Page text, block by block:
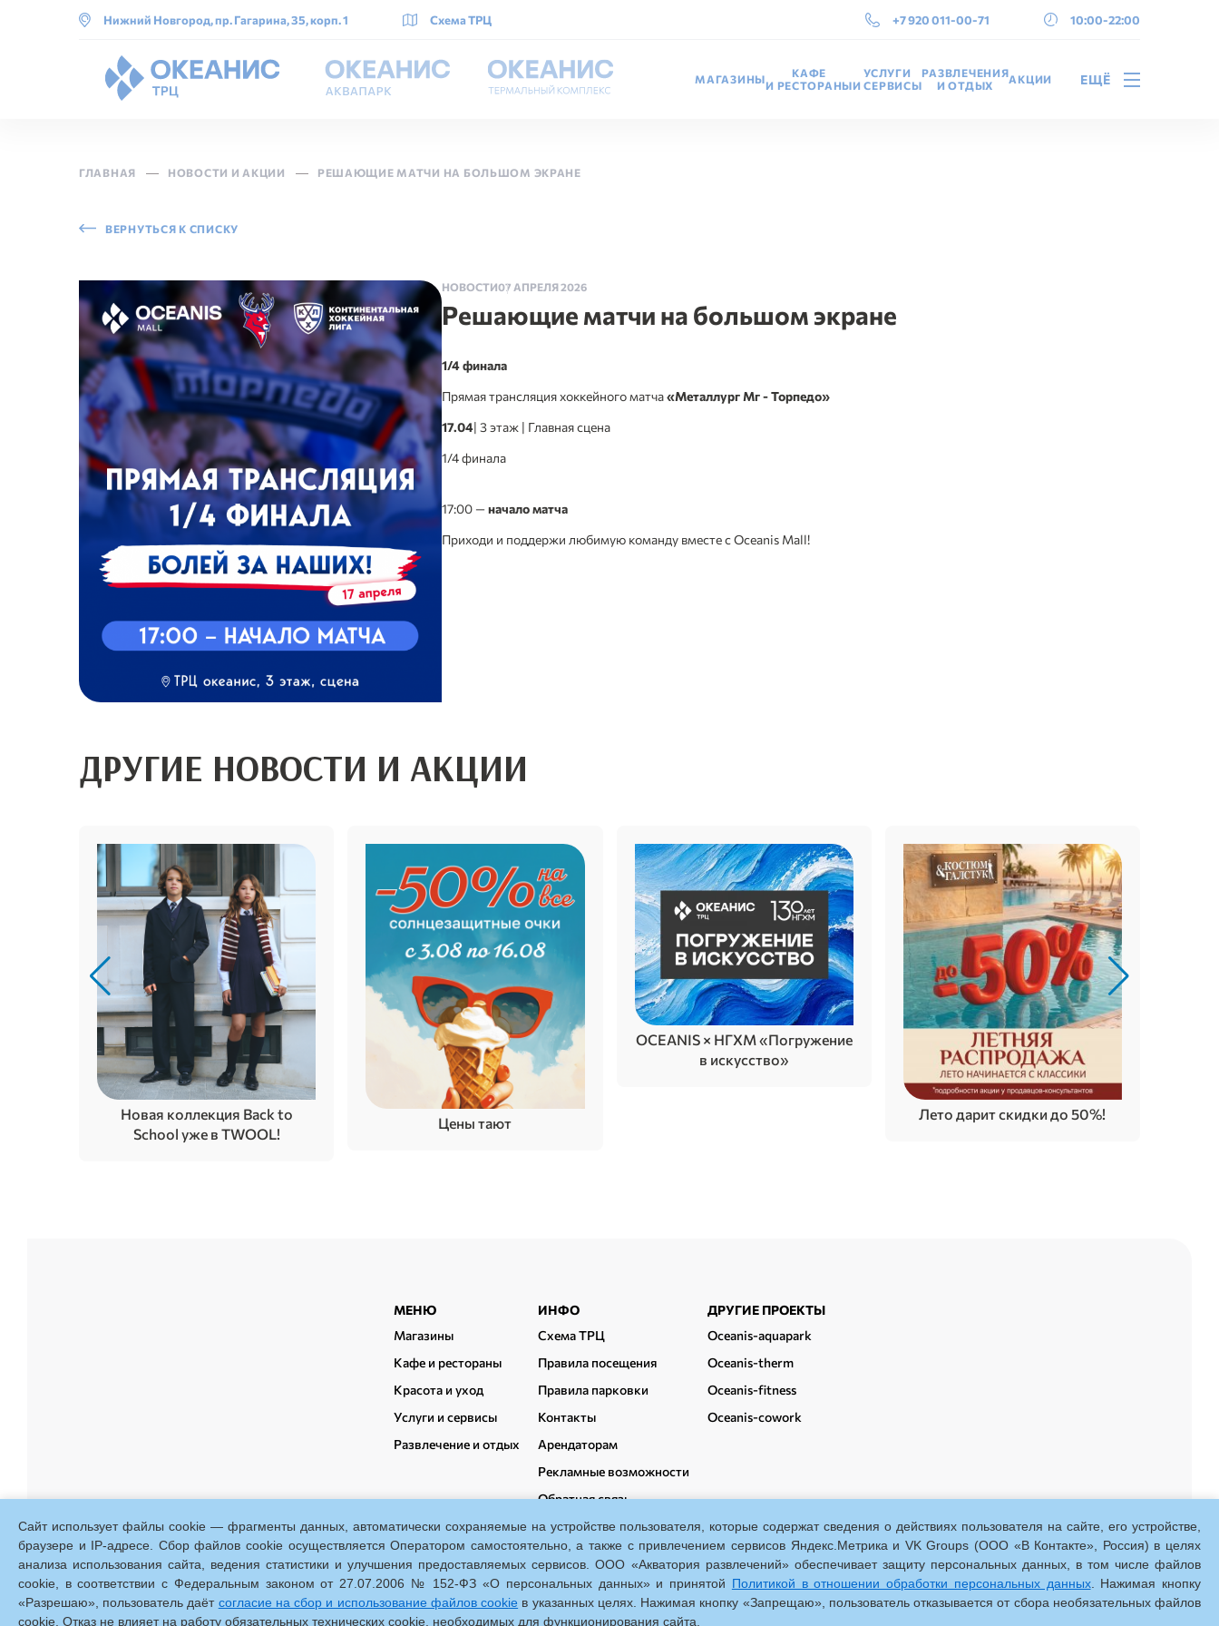
Нижний Новгород, пр. Гагарина, 35, корп. 1 Схема ТРЦ +7 920 011-00-71 10:00-22:00
МАГАЗИНЫ
КАФЕ
И РЕСТОРАНЫ
УСЛУГИ
И СЕРВИСЫ
РАЗВЛЕЧЕНИЯ
И ОТДЫХ
АКЦИИ ЕЩЁ
ГЛАВНАЯ НОВОСТИ И АКЦИИ РЕШАЮЩИЕ МАТЧИ НА БОЛЬШОМ ЭКРАНЕ
ВЕРНУТЬСЯ К СПИСКУ
НОВОСТИ07 АПРЕЛЯ 2026
Решающие матчи на большом экране
1/4 финала
Прямая трансляция хоккейного матча«Металлург Мг - Торпедо»
17.04| 3 этаж | Главная сцена
1/4 финала
17:00 — начало матча
Приходи и поддержи любимую команду вместе с Oceanis Mall!
ДРУГИЕ НОВОСТИ И АКЦИИ
Новая коллекция Back to
School уже в TWOOL!
Цены тают
OCEANIS × НГХМ «Погружение
в искусство»
Лето дарит скидки до 50%!
Расширенный
подвал
МЕНЮ
Магазины
Кафе и рестораны
Красота и уход
Услуги и сервисы
Развлечение и отдых
ИНФО
Схема ТРЦ
Правила посещения
Правила парковки
Контакты
Арендаторам
Рекламные возможности
Обратная связь
ДРУГИЕ ПРОЕКТЫ
Oceanis-aquapark
Oceanis-therm
Oceanis-fitness
Oceanis-cowork
10:00-22:00 Схема ТРЦ Обратная связь
Сайт использует файлы cookie — фрагменты данных, автоматически сохраняемые на устройстве пользователя, которые содержат сведения о действиях пользователя на сайте, его устройстве,
браузере и IP-адресе. Сбор файлов cookie осуществляется Оператором самостоятельно, а также с привлечением сервисов Яндекс.Метрика и VK Groups (ООО «В Контакте», Россия) в целях
анализа использования сайта, ведения статистики и улучшения предоставляемых сервисов. ООО «Акватория развлечений» обеспечивает защиту персональных данных, в том числе файлов
cookie, в соответствии с Федеральным законом от 27.07.2006 № 152-ФЗ «О персональных данных» и принятой Политикой в отношении обработки персональных данных. Нажимая кнопку
«Разрешаю», пользователь даёт согласие на сбор и использование файлов cookie в указанных целях. Нажимая кнопку «Запрещаю», пользователь отказывается от сбора необязательных файлов
cookie. Отказ не влияет на работу обязательных технических cookie, необходимых для функционирования сайта.